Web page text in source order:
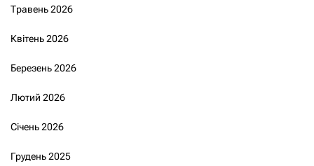
Травень 2026
Квітень 2026
Березень 2026
Лютий 2026
Січень 2026
Грудень 2025